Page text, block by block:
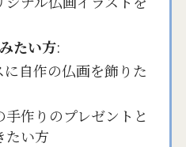
たい方:
に自作の仏画を飾りた
作りのプレゼントと
たい方